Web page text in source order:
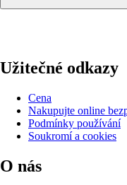
Užitečné odkazy
Cena
Nakupujte online
Podmínky používání
Soukromí a cookies
O nás